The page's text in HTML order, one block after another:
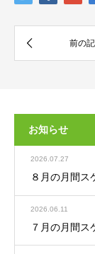
お知らせ
2026.07.27
８月の月間ス
2026.06.11
７月の月間ス